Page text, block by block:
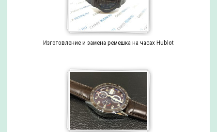
Изготовление и замена ремешка на часах Hublot